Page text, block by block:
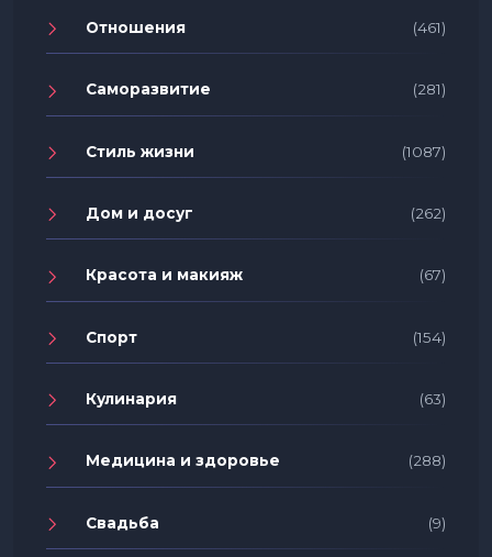
Отношения (461)
Саморазвитие (281)
Стиль жизни (1087)
Дом и досуг (262)
Красота и макияж (67)
Спорт (154)
Кулинария (63)
Медицина и здоровье (288)
Свадьба (9)